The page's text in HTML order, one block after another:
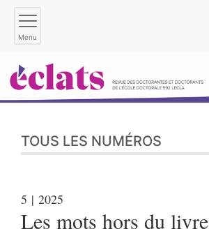
Menu
TOUS LES NUMÉROS
5 | 2025
Les mots hors du livre